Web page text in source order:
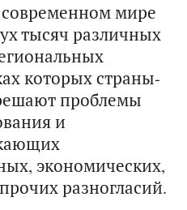
современном мире
тысяч различных
которых страны-
проблемы
и
экономических,
разногласий.